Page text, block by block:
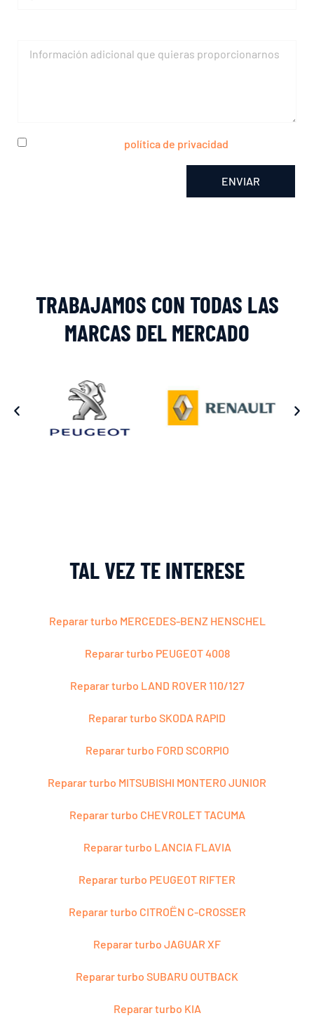
política de privacidad
ENVIAR
TRABAJAMOS CON TODAS LAS
MARCAS DEL MERCADO
TAL VEZ TE INTERESE
Reparar turbo MERCEDES-BENZ HENSCHEL
Reparar turbo PEUGEOT 4008
Reparar turbo LAND ROVER 110/127
Reparar turbo SKODA RAPID
Reparar turbo FORD SCORPIO
Reparar turbo MITSUBISHI MONTERO JUNIOR
Reparar turbo CHEVROLET TACUMA
Reparar turbo LANCIA FLAVIA
Reparar turbo PEUGEOT RIFTER
Reparar turbo CITROЁN C-CROSSER
Reparar turbo JAGUAR XF
Reparar turbo SUBARU OUTBACK
Reparar turbo KIA